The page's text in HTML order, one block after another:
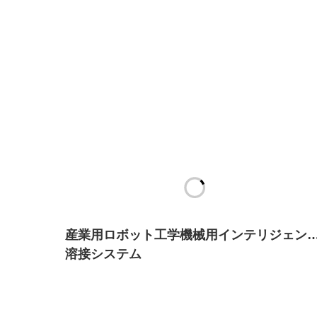
産業用ロボット工学機械用インテリジェン
溶接システム